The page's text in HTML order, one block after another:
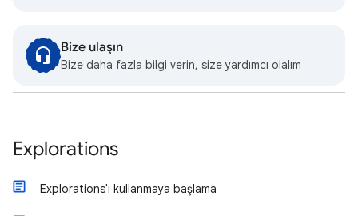
Bize ulaşın
Bize daha fazla bilgi verin, size yardımcı olalım
Explorations
Explorations'ı kullanmaya başlama